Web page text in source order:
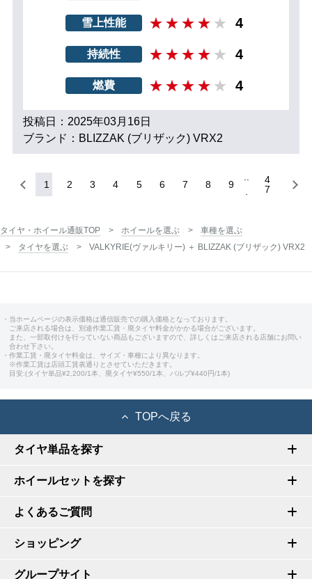
雪上性能 4
持続性 4
燃費 4
投稿日：2025年03月16日
ブランド：BLIZZAK (ブリザック) VRX2
1 2 3 4 5 6 7 8 9
4
7
タイヤ・ホイール通販TOP ホイールを選ぶ
車種を選ぶ
タイヤを選ぶ
VALKYRIE(ヴァルキリー) ＋ BLIZZAK (ブリザック) VRX2
・当ホームページの表示価格は通信販売での購入価格となっております。
ご来店される場合は、別途作業工賃・廃タイヤ料金がかかる場合がございます。
また、一部取付けを行っていない商品もございますので、詳しくはご来店される店舗にお問い
合わせ下さい。
・作業工賃・廃タイヤ料金は、サイズ・車種により異なります。
※作業工賃は店頭工賃表通りとさせていただきます。
目安:(タイヤ単品¥2,200/1本、廃タイヤ¥550/1本、バルブ¥440円/1本)
TOPへ戻る
タイヤ単品を探す
ホイールセットを探す
よくあるご質問
ショッピング
グループサイト